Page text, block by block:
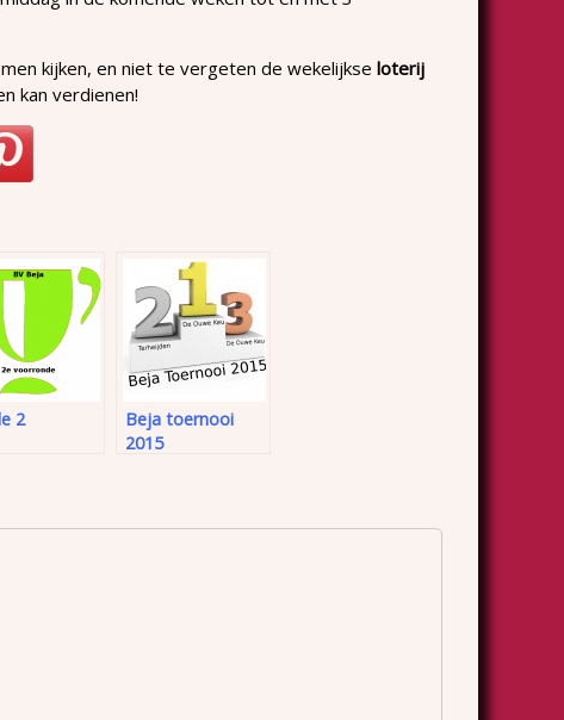
kijken, en niet te vergeten de wekelijkse loterij
kan verdienen!
2
Beja toernooi
2015